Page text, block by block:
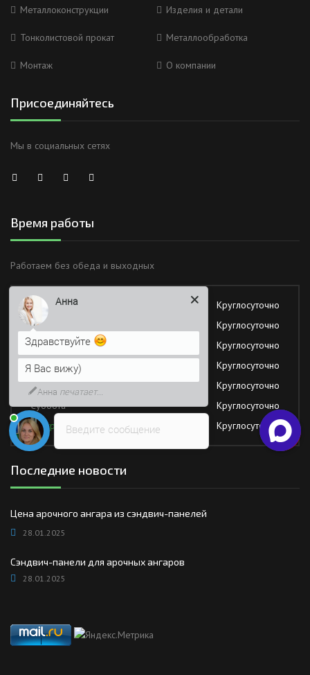
Металлоконструкции Изделия и детали
Тонколистовой прокат Металлообработка
Монтаж О компании
Присоединяйтесь
Мы в социальных сетях
Время работы
Работаем без обеда и выходных
Понедельник
Круглосуточно
Вторник
Круглосуточно
Среда
Круглосуточно
Четверг
Круглосуточно
Пятница
Круглосуточно
Суббота
Круглосуточно
Воскресение
Круглосуточно
Последние новости
Цена арочного ангара из сэндвич-панелей
28.01.2025
Сэндвич-панели для арочных ангаров
28.01.2025
Введите сообщение
Анна
Здравствуйте
Я Вас вижу)
Напишите сюда свой вопрос.
Возможно, его решение будет
быстрее